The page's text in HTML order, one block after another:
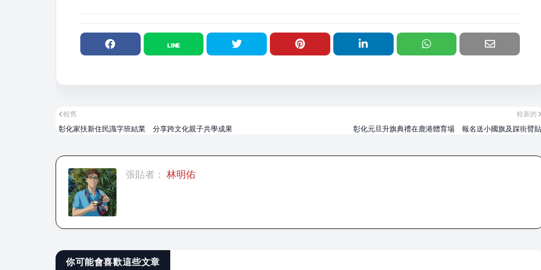
較新的
彰化元旦升旗典禮在鹿港體育場 報名送小國旗及踩街臂貼
較舊
彰化家扶新住民識字班結業 分享跨文化親子共學成果
張貼者： 林明佑
你可能會喜歡這些文章